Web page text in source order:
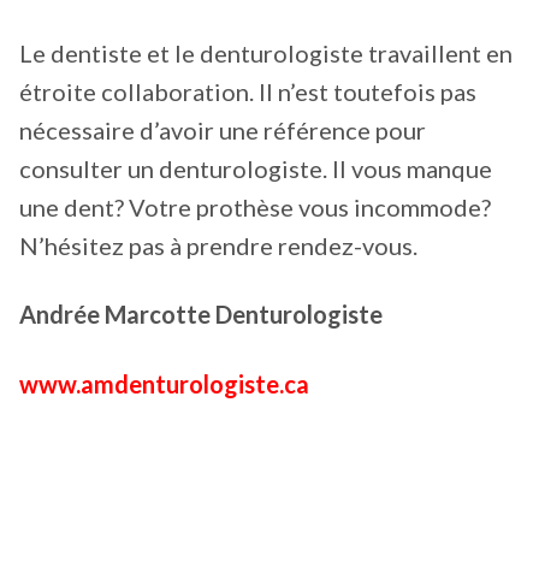
Le dentiste et le denturologiste travaillent en
étroite collaboration. Il n’est toutefois pas
nécessaire d’avoir une référence pour
consulter un denturologiste. Il vous manque
une dent? Votre prothèse vous incommode?
N’hésitez pas à prendre rendez-vous.
Andrée Marcotte Denturologiste
www.amdenturologiste.ca